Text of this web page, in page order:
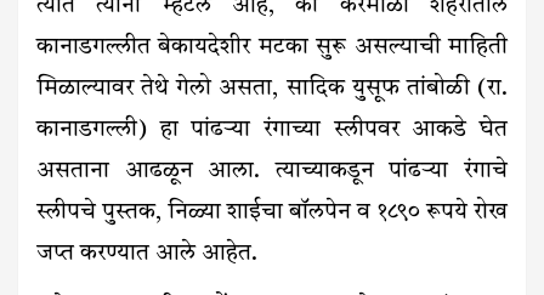
त्यात त्यांनी म्हटले आहे, की करमाळा शहरातील
कानाडगल्लीत बेकायदेशीर मटका सुरू असल्याची माहिती
मिळाल्यावर तेथे गेलो असता, सादिक युसूफ तांबोळी (रा.
कानाडगल्ली) हा पांढऱ्या रंगाच्या स्लीपवर आकडे घेत
असताना आढळून आला. त्याच्याकडून पांढऱ्या रंगाचे
स्लीपचे पुस्तक, निळ्या शाईचा बॉलपेन व १८९० रूपये रोख
जप्त करण्यात आले आहेत.